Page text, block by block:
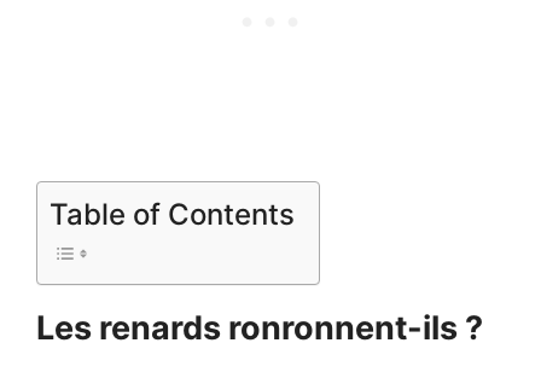
Table of Contents
Les renards ronronnent-ils ?